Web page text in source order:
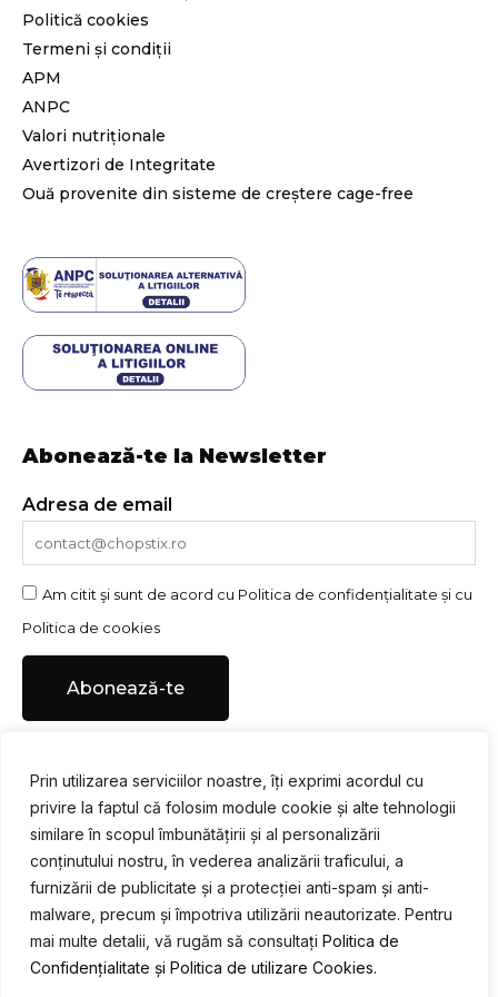
Prin utilizarea serviciilor noastre, îți exprimi acordul cu
privire la faptul că folosim module cookie și alte tehnologii
similare în scopul îmbunătățirii și al personalizării
conținutului nostru, în vederea analizării traficului, a
furnizării de publicitate și a protecției anti-spam și anti-
malware, precum și împotriva utilizării neautorizate. Pentru
mai multe detalii, vă rugăm să consultați Politica de
Confidențialitate și Politica de utilizare Cookies.
Politică cookies
Termeni și condiții
APM
ANPC
Valori nutriționale
Avertizori de Integritate
Ouă provenite din sisteme de creștere cage-free
Abonează-te la Newsletter
Adresa de email
Am citit şi sunt de acord cu Politica de confidențialitate și cu
Politica de cookies
Abonează-te
Urmărește-ne pe social media
F
a
c
e
b
o
I
n
s
t
a
g
Y
o
u
t
u
b
Designed & Developed by WEDEV IT